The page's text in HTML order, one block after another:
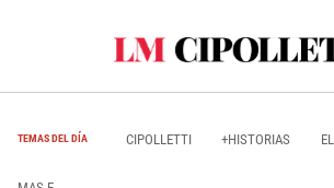
TEMAS DEL DÍA CIPOLLETTI +HISTORIAS